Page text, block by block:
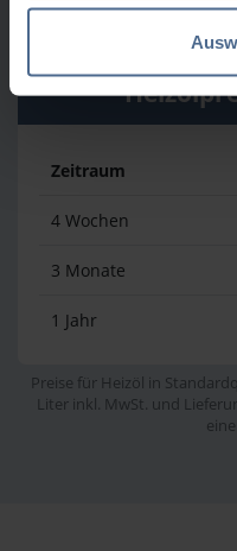
Zeitraum
4 Wochen
3 Monate
1 Jahr
Preise für Heizöl in
Liter inkl. MwSt. und